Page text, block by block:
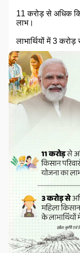
11 करोड़ से अधिक
लाभ।
लाभार्थियों में 3